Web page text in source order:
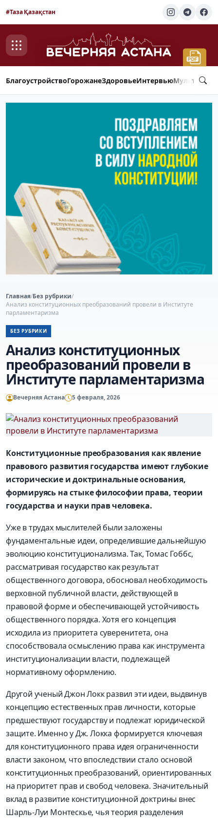
#Таза Қазақстан
БлагоустройствоГорожанеЗдоровьеИнтервью
Главная/Без рубрики/
Анализ конституционных преобразований провели в Институте
парламентаризма
БЕЗ РУБРИКИ
Анализ конституционных
преобразований провели в
Институте парламентаризма
Вечерняя Астана 5 февраля, 2026
Конституционные преобразования как явление
правового развития государства имеют глубокие
исторические и доктринальные основания,
формируясь на стыке философии права, теории
государства и науки прав человека.
Уже в трудах мыслителей были заложены
фундаментальные идеи, определившие дальнейшую
эволюцию конституционализма. Так, Томас Гоббс,
рассматривая государство как результат
общественного договора, обосновал необходимость
верховной публичной власти, действующей в
правовой форме и обеспечивающей устойчивость
общественного порядка. Хотя его концепция
исходила из приоритета суверенитета, она
способствовала осмыслению права как инструмента
институционализации власти, подлежащей
нормативному оформлению.
Другой ученый Джон Локк развил эти идеи, выдвинув
концепцию естественных прав личности, которые
предшествуют государству и подлежат юридической
защите. Именно у Дж. Локка формируется ключевая
для конституционного права идея ограниченности
власти законом, что впоследствии стало основой
конституционных преобразований, ориентированных
на приоритет прав и свобод человека. Значительный
вклад в развитие конституционной доктрины внес
Шарль-Луи Монтескье, чья теория разделения